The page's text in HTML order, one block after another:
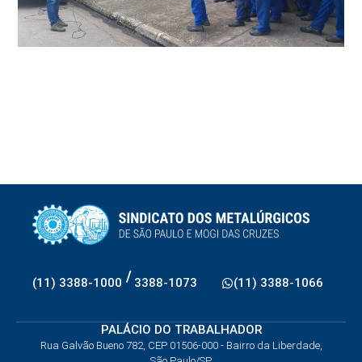
(11) 3388-1000 / 3388-1073 (11) 3388-1066
PALÁCIO DO TRABALHADOR
Rua Galvão Bueno 782, CEP 01506-000 - Bairro da Liberdade,